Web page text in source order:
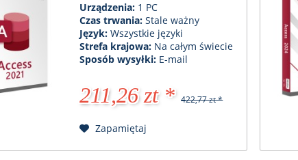
Urządzenia: 1 PC
Czas trwania:Stale ważny
Język:Wszystkie języki
Strefa krajowa: Na całym świecie
Sposób wysyłki: E-mail
211,26 zt * 422,77 zt *
Zapamiętaj